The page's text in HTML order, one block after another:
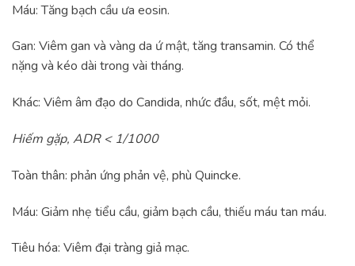
Máu: Tăng bạch cầu ưa eosin.
Gan: Viêm gan và vàng da ứ mật, tăng transamin. Có thể
nặng và kéo dài trong vài tháng.
Khác: Viêm âm đạo do Candida, nhức đầu, sốt, mệt mỏi.
Hiếm gặp, ADR < 1/1000
Toàn thân: phản ứng phản vệ, phù Quincke.
Máu: Giảm nhẹ tiểu cầu, giảm bạch cầu, thiếu máu tan máu.
Tiêu hóa: Viêm đại tràng giả mạc.